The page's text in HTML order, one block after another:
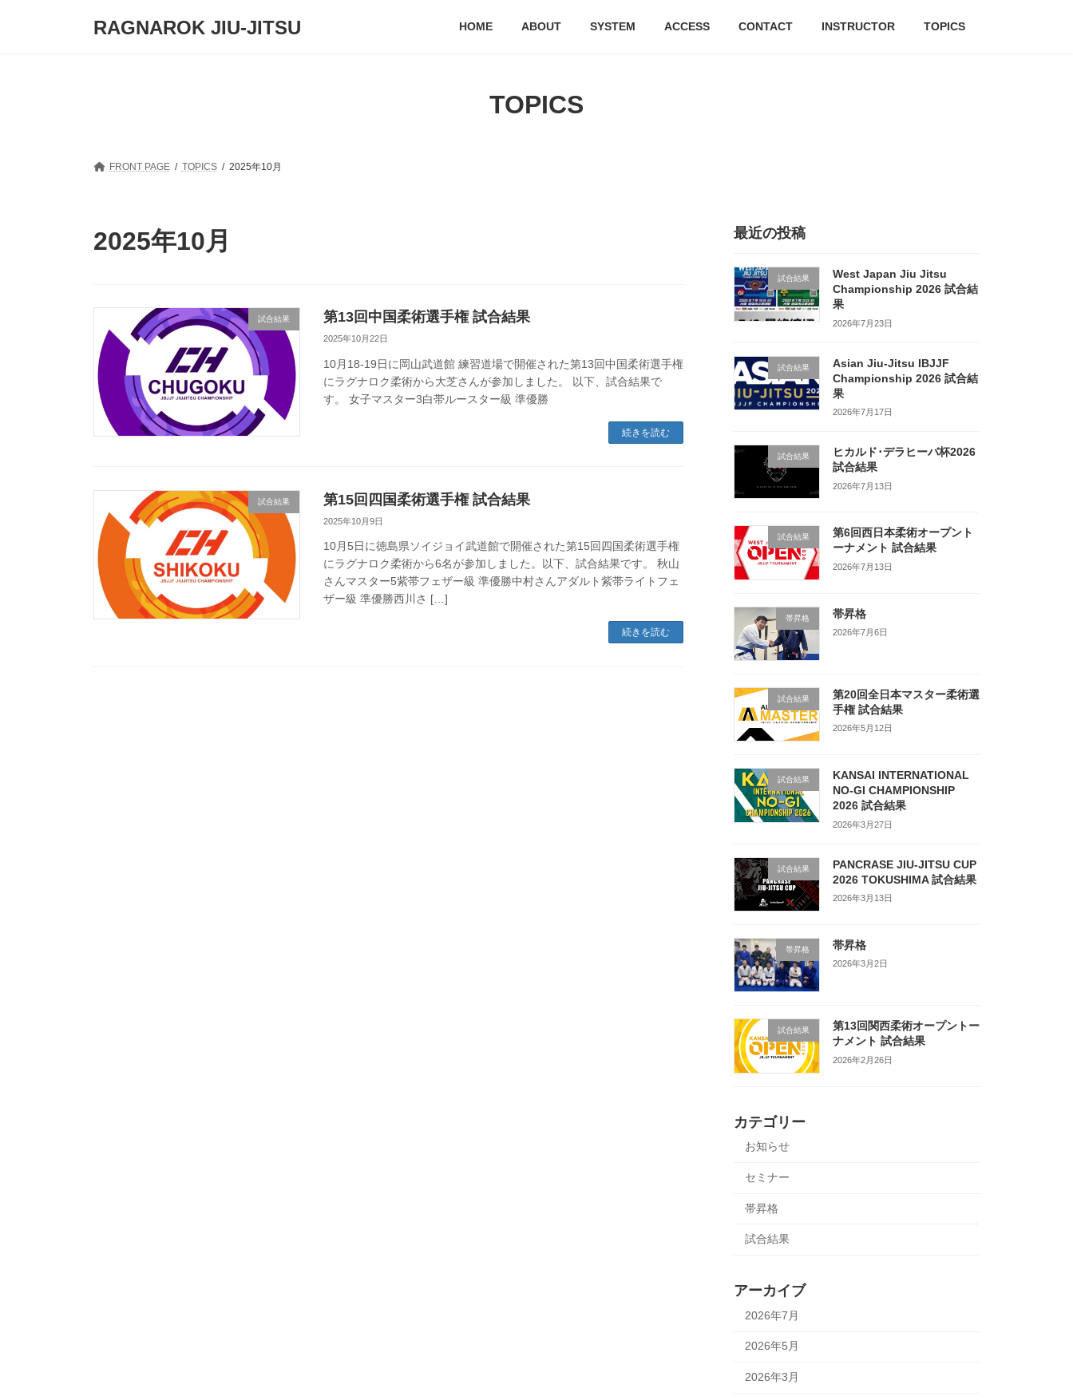
RAGNAROK JIU-JITSU HOME ABOUT SYSTEM ACCESS CONTACT INSTRUCTOR TOPICS
TOPICS
FRONT PAGE TOPICS 2025年10月
2025年10月
試合結果 第13回中国柔術選手権 試合結果
2025年10月22日
10月18-19日に岡山武道館 練習道場で開催された第13回中国柔術選手権
にラグナロク柔術から大芝さんが参加しました。 以下、試合結果で
す。 女子マスター3白帯ルースター級 準優勝
続きを読む
試合結果 第15回四国柔術選手権 試合結果
2025年10月9日
10月5日に徳島県ソイジョイ武道館で開催された第15回四国柔術選手権
にラグナロク柔術から6名が参加しました。以下、試合結果です。 秋山
さんマスター5紫帯フェザー級 準優勝中村さんアダルト紫帯ライトフェ
ザー級 準優勝西川さ […]
続きを読む
最近の投稿
試合結果
West Japan Jiu Jitsu
Championship 2026 試合結
果
2026年7月23日
試合結果
Asian Jiu-Jitsu IBJJF
Championship 2026 試合結
果
2026年7月17日
試合結果
ヒカルド･デラヒーバ杯2026
試合結果
2026年7月13日
試合結果
第6回西日本柔術オープント
ーナメント 試合結果
2026年7月13日
帯昇格 帯昇格
2026年7月6日
試合結果
第20回全日本マスター柔術選
手権 試合結果
2026年5月12日
試合結果
KANSAI INTERNATIONAL
NO-GI CHAMPIONSHIP
2026 試合結果
2026年3月27日
試合結果
PANCRASE JIU-JITSU CUP
2026 TOKUSHIMA 試合結果
2026年3月13日
帯昇格 帯昇格
2026年3月2日
試合結果
第13回関西柔術オープントー
ナメント 試合結果
2026年2月26日
カテゴリー
お知らせ
セミナー
帯昇格
試合結果
アーカイブ
2026年7月
2026年5月
2026年3月